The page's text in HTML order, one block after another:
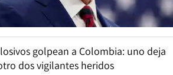
golpean a Colombia: uno deja
dos vigilantes heridos